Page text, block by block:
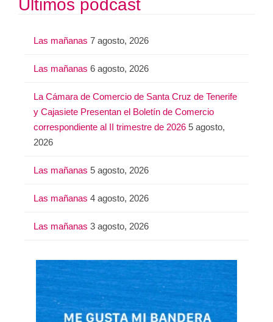
c
Últimos podcast
Las mañanas 7 agosto, 2026
Las mañanas 6 agosto, 2026
La Cámara de Comercio de Santa Cruz de Tenerife
y Cajasiete Presentan el Boletín de Comercio
correspondiente al II trimestre de 2026 5 agosto,
2026
Las mañanas 5 agosto, 2026
Las mañanas 4 agosto, 2026
Las mañanas 3 agosto, 2026